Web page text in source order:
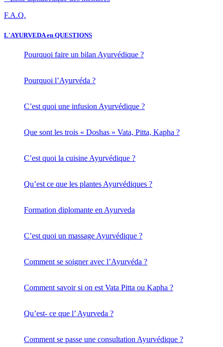
F.A.Q.
L'AYURVEDA en QUESTIONS
Pourquoi faire un bilan Ayurvédique ?
Pourquoi l’Ayurvéda ?
C’est quoi une infusion Ayurvédique ?
Que sont les trois « Doshas » Vata, Pitta, Kapha ?
C’est quoi la cuisine Ayurvédique ?
Qu’est ce que les plantes Ayurvédiques ?
Formation diplomante en Ayurveda
C’est quoi un massage Ayurvédique ?
Comment se soigner avec l’Ayurvéda ?
Comment savoir si on est Vata Pitta ou Kapha ?
Qu’est- ce que l’ Ayurveda ?
Comment se passe une consultation Ayurvédique ?